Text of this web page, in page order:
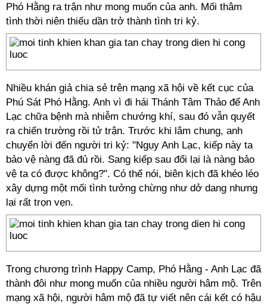
Phó Hằng ra trận như mong muốn của anh. Mối thâm
tình thời niên thiếu dần trở thành tình tri kỷ.
Nhiều khán giả chia sẻ trên mạng xã hội về kết cục của
Phú Sát Phó Hằng. Anh vì đi hái Thánh Tâm Thảo để Anh
Lạc chữa bệnh mà nhiễm chướng khí, sau đó vẫn quyết
ra chiến trường rồi tử trận. Trước khi lâm chung, anh
chuyển lời đến người tri kỷ: "Ngụy Anh Lạc, kiếp này ta
bảo vệ nàng đã đủ rồi. Sang kiếp sau đổi lại là nàng bảo
vệ ta có được không?". Có thể nói, biên kịch đã khéo léo
xây dựng một mối tình tưởng chừng như dở dang nhưng
lại rất trọn vẹn.
Trong chương trình Happy Camp, Phó Hằng - Anh Lạc đã
thành đôi như mong muốn của nhiều người hâm mộ. Trên
mạng xã hội, người hâm mộ đã tự viết nên cái kết có hậu